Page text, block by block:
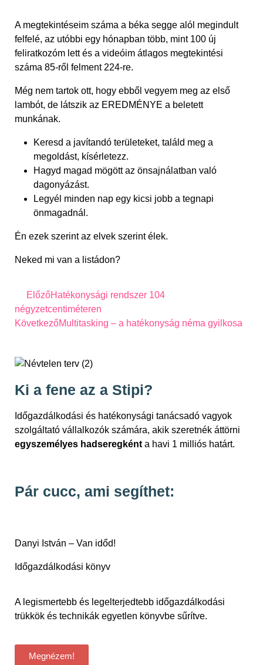
A megtekintéseim száma a béka segge alól megindult
felfelé, az utóbbi egy hónapban több, mint 100 új
feliratkozóm lett és a videóim átlagos megtekintési
száma 85-ről felment 224-re.
Még nem tartok ott, hogy ebből vegyem meg az első
lambót, de látszik az EREDMÉNYE a beletett
munkának.
Keresd a javítandó területeket, találd meg a
megoldást, kísérletezz.
Hagyd magad mögött az önsajnálatban való
dagonyázást.
Legyél minden nap egy kicsi jobb a tegnapi
önmagadnál.
Én ezek szerint az elvek szerint élek.
Neked mi van a listádon?
ElőzőHatékonysági rendszer 104
négyzetcentiméteren
KövetkezőMultitasking – a hatékonyság néma gyilkosa
Ki a fene az a Stipi?
Időgazdálkodási és hatékonysági tanácsadó vagyok
szolgáltató vállalkozók számára, akik szeretnék áttörni
egyszemélyes hadseregként a havi 1 milliós határt.
Pár cucc, ami segíthet:
Danyi István – Van időd!
Időgazdálkodási könyv
A legismertebb és legelterjedtebb időgazdálkodási
trükkök és technikák egyetlen könyvbe sűrítve.
Megnézem!